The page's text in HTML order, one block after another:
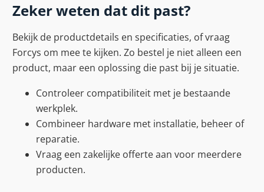
Zeker weten dat dit past?
Bekijk de productdetails en specificaties, of vraag
Forcys om mee te kijken. Zo bestel je niet alleen een
product, maar een oplossing die past bij je situatie.
Controleer compatibiliteit met je bestaande
werkplek.
Combineer hardware met installatie, beheer of
reparatie.
Vraag een zakelijke offerte aan voor meerdere
producten.